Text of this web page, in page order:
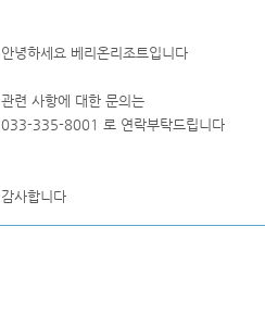
안녕하세요 베리온리조트입니다
관련 사항에 대한 문의는
033-335-8001 로 연락부탁드립니다
감사합니다